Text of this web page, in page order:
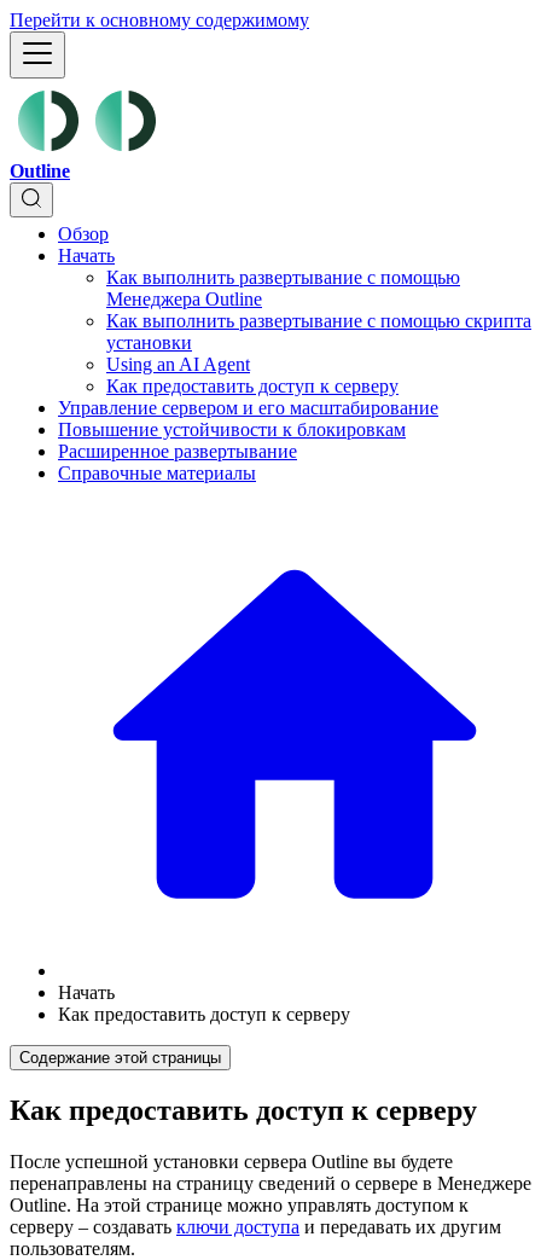
Перейти к основному содержимому
Outline
Обзор
Начать
Как выполнить развертывание с помощью
Менеджера Outline
Как выполнить развертывание с помощью скрипта
установки
Using an AI Agent
Как предоставить доступ к серверу
Управление сервером и его масштабирование
Повышение устойчивости к блокировкам
Расширенное развертывание
Справочные материалы
Начать
Как предоставить доступ к серверу
Содержание этой страницы
Как предоставить доступ к серверу
После успешной установки сервера Outline вы будете
перенаправлены на страницу сведений о сервере в Менеджере
Outline. На этой странице можно управлять доступом к
серверу – создавать ключи доступа и передавать их другим
пользователям.